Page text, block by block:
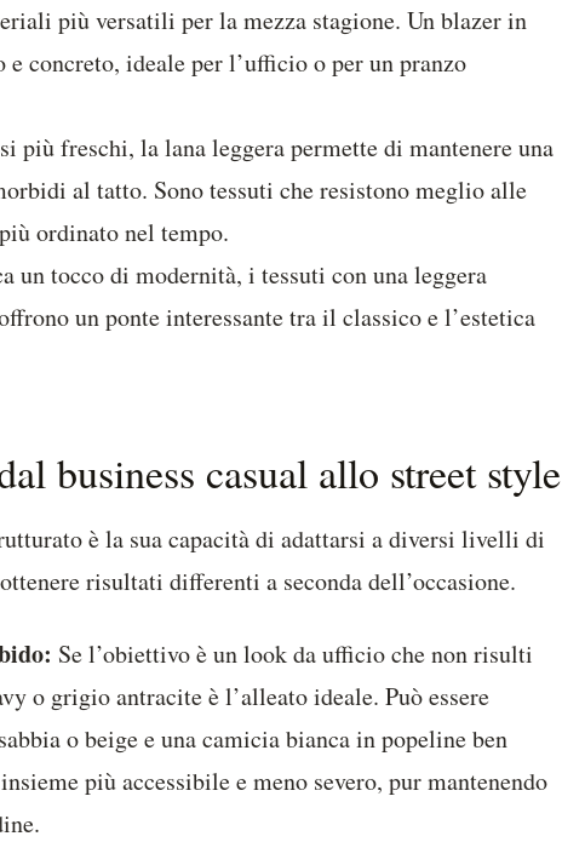
più versatili per la mezza stagione. Un blazer in
concreto, ideale per l’ufficio o per un pranzo
più freschi, la lana leggera permette di mantenere una
al tatto. Sono tessuti che resistono meglio alle
ordinato nel tempo.
un tocco di modernità, i tessuti con una leggera
un ponte interessante tra il classico e l’estetica
business casual allo street style
è la sua capacità di adattarsi a diversi livelli di
risultati differenti a seconda dell’occasione.
Se l’obiettivo è un look da ufficio che non risulti
o grigio antracite è l’alleato ideale. Può essere
o beige e una camicia bianca in popeline ben
più accessibile e meno severo, pur mantenendo